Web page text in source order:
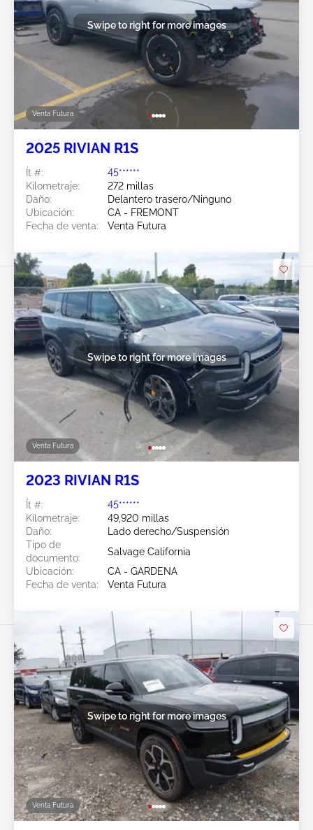
Venta Futura
Swipe to right for more images
2025 RIVIAN R1S
Ít #:
45******
Kilometraje:
272 millas
Daño:
Delantero trasero/Ninguno
Ubicación:
CA - FREMONT
Fecha de venta:
Venta Futura
Venta Futura
Swipe to right for more images
2023 RIVIAN R1S
Ít #:
45******
Kilometraje:
49,920 millas
Daño:
Lado derecho/Suspensión
Tipo de
documento:
Salvage California
Ubicación:
CA - GARDENA
Fecha de venta:
Venta Futura
Venta Futura
Swipe to right for more images